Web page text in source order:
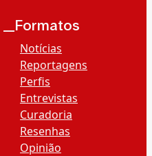
__Formatos
Notícias
Reportagens
Perfis
Entrevistas
Curadoria
Resenhas
Opinião